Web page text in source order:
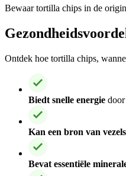
Bewaar tortilla chips in de
Ontdek hoe tortilla chips,
Biedt snelle energie
Kan een bron van
Bevat essentiële